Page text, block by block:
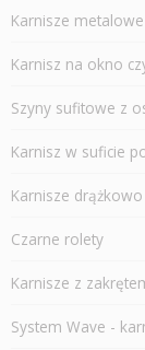
Karnisze metalowe
Karnisz na okno
Szyny sufitowe z
Karnisz w suficie
Karnisze
Czarne rolety
Karnisze z
System Wave -